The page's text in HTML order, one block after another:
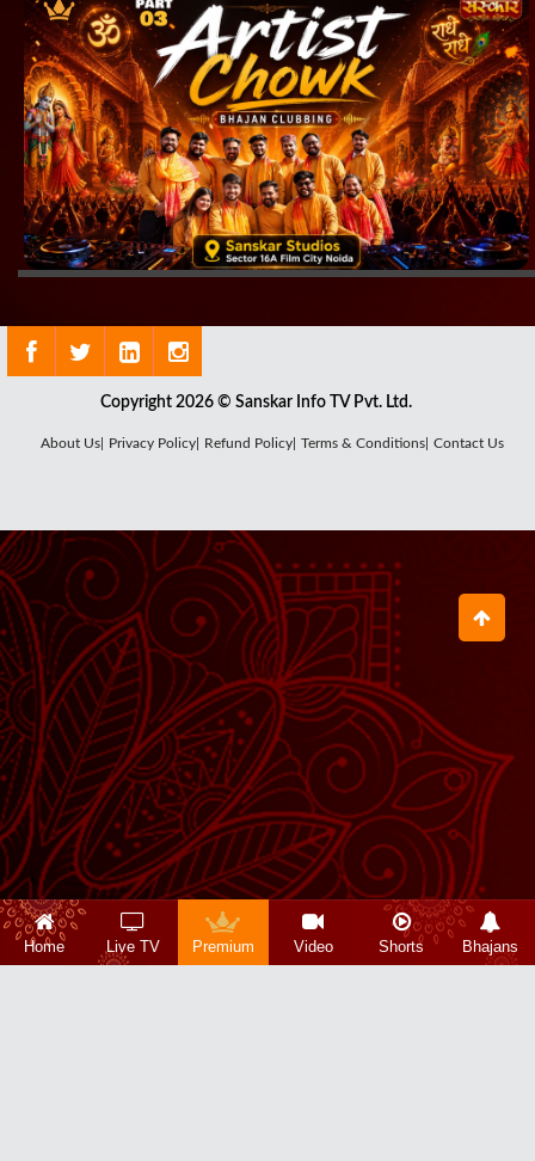
Copyright 2026 © Sanskar Info TV Pvt. Ltd.
About Us| Privacy Policy| Refund Policy| Terms & Conditions| Contact Us
Home Live TV Premium Video Shorts Bhajans